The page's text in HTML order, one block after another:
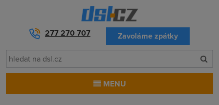
277 270 707 Zavoláme zpátky
MENU